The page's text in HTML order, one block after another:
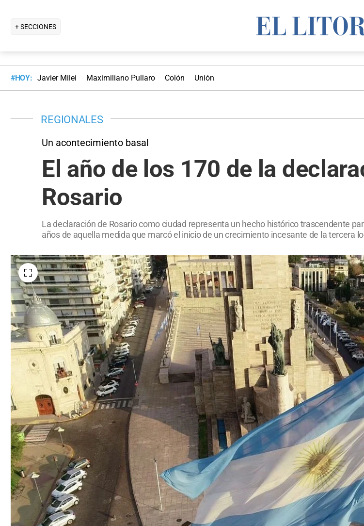
+ SECCIONES
#HOY: Javier Milei Maximiliano Pullaro Colón Unión
REGIONALES
Un acontecimiento basal
El año de los 170 de la
Rosario
La declaración de Rosario como ciudad representa un hecho histórico trascendente
años de aquella medida que marcó el inicio de un crecimiento incesante de la tercera